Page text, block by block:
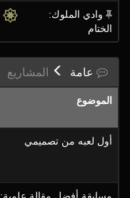
وادي الملوك:
الختام
عامة المشاريع
الموضوع
أول لعبه من تصميمي